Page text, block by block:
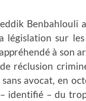
sur
à son
réclusion
avocat, en
identifié – du